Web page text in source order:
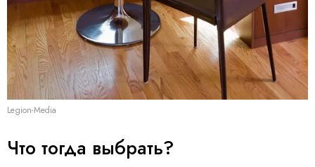
Legion-Media
Что тогда выбрать?